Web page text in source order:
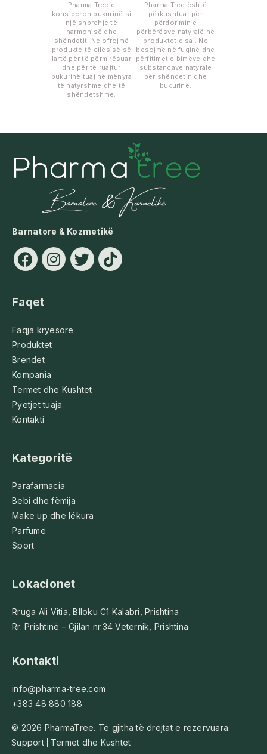
Pharma Tree e
konsideron bukurinë si
një shprehje të
harmonisë dhe
shëndetit. Ne ofrojmë
produkte të cilësisë së
lartë për të përmirësuar
dhe për të ruajtur
bukurinë tuaj në mënyra
të natyrshme dhe të
shëndetshme.
Pharma Tree është
përkushtuar për
përdorimin e
përbërësve natyralë në
produktet e saj. Ne
besojmë në fuqinë dhe
përfitimet e bimëve dhe
substancave natyrale
për shëndetin dhe
bukurinë.
Barnatore & Kozmetikë
Faqet
Faqja kryesore
Produktet
Brendet
Kompania
Termet dhe Kushtet
Pyetjet tuaja
Kontakti
Kategoritë
Parafarmacia
Bebi dhe fëmija
Make up dhe lëkura
Parfume
Sport
Lokacionet
Rruga Ali Vitia, Blloku C1 Kalabri, Prishtina
Rr. Prishtinë – Gjilan nr.34 Veternik, Prishtina
Kontakti
info@pharma-tree.com
+383 48 880 188
© 2026 PharmaTree. Të gjitha të drejtat e rezervuara.
Support
Termet dhe Kushtet